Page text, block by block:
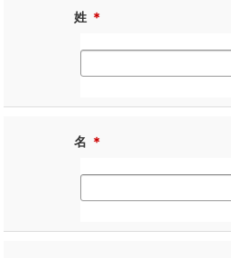
姓 ＊
名 ＊